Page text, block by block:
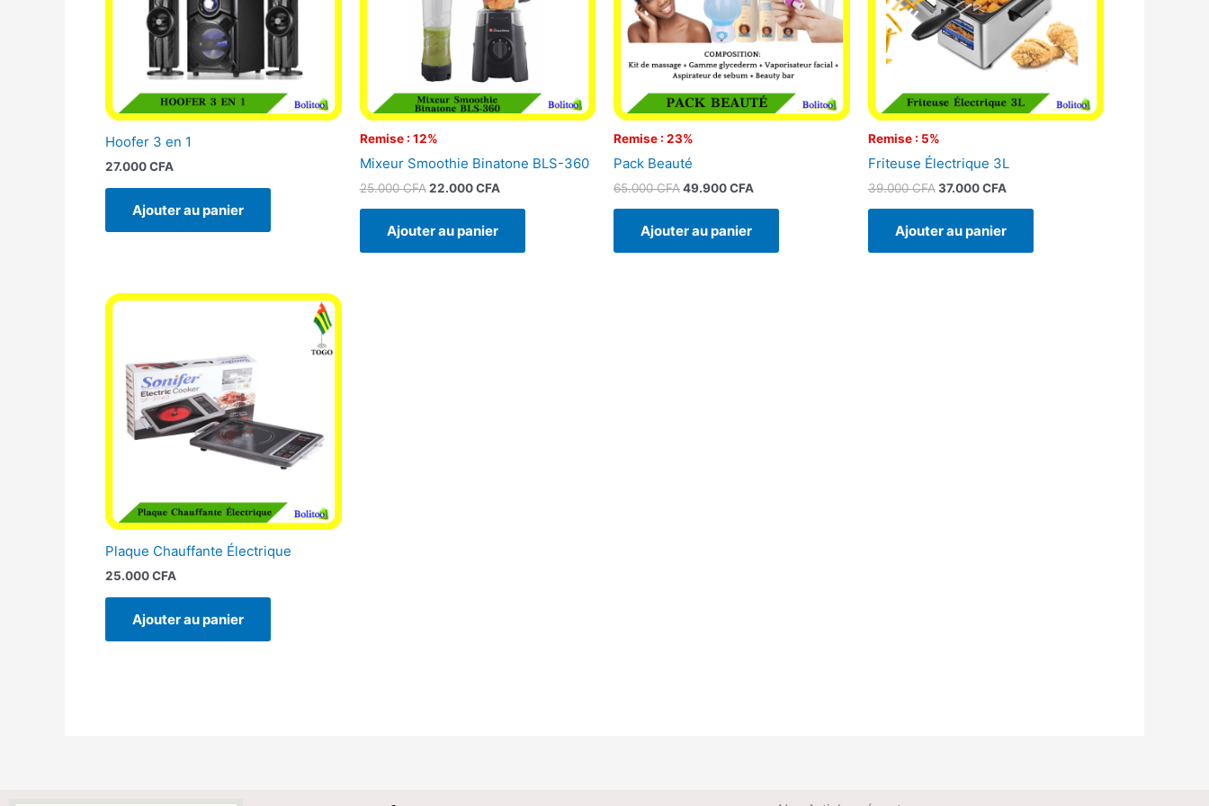
Hoofer 3 en 1
27.000CFA
Ajouter au panier
Remise : 12%
Mixeur Smoothie Binatone BLS-360
25.000CFA 22.000CFA
Ajouter au panier
Remise : 23%
Pack Beauté
65.000CFA49.900CFA
Ajouter au panier
Remise : 5%
Friteuse Électrique 3L
39.000CFA 37.000CFA
Ajouter au panier
Plaque Chauffante Électrique
25.000CFA
Ajouter au panier